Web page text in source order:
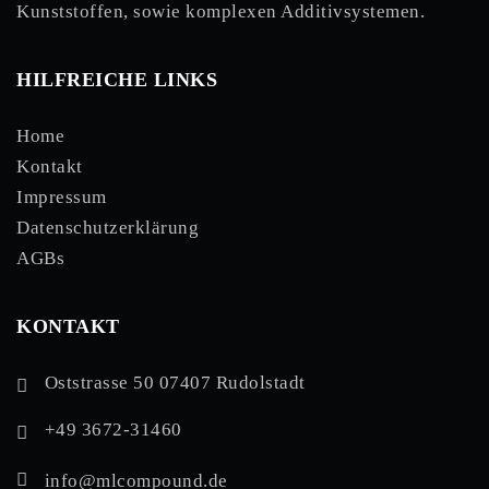
Kunststoffen, sowie komplexen Additivsystemen.
HILFREICHE LINKS
Home
Kontakt
Impressum
Datenschutzerklärung
AGBs
KONTAKT
Oststrasse 50 07407 Rudolstadt
+49 3672-31460
info@mlcompound.de